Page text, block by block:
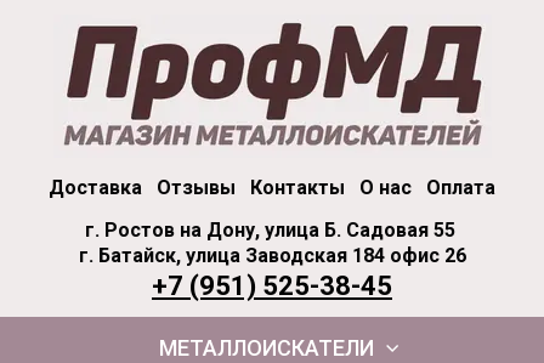
Доставка Отзывы Контакты О нас
Оплата
г. Ростов на Дону, улица Б. Садовая 55
г. Батайск, улица Заводская 184 офис 26
+7 (951) 525-38-45
МЕТАЛЛОИСКАТЕЛИ